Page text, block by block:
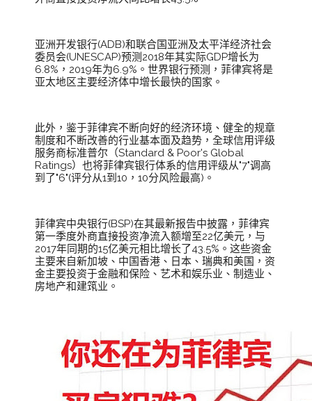
亚洲开发银行(ADB)和联合国亚洲及太平洋经济社会
委员会(UNESCAP)预测2018年其实际GDP增长为
6.8%，2019年为6.9%。世界银行预测，菲律宾将是
亚太地区主要经济体中增长最快的国家。
此外，鉴于菲律宾不断向好的经济环境、健全的规章
制度和不断改善的行业基本面及趋势，全球信用评级
服务商标准普尔（Standard & Poor's Global
Ratings）也将菲律宾银行体系的信用评级从"7"调高
到了"6"(评分从1到10，10分风险最高)。
菲律宾中央银行(BSP)在其最新报告中披露，菲律宾
第一季度外商直接投资净流入额增至22亿美元，与
2017年同期的15亿美元相比增长了43.5%。这些资金
主要来自新加坡、中国香港、日本、瑞典和美国，资
金主要投资于金融和保险、艺术和娱乐业、制造业、
房地产和建筑业。